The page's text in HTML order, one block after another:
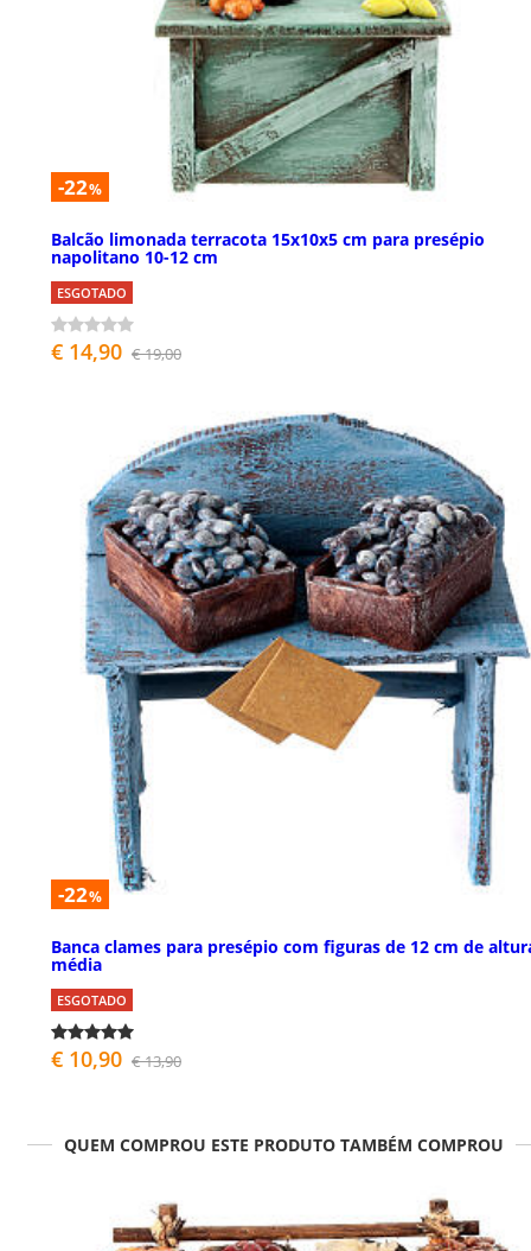
-22%
Balcão limonada terracota 15x10x5 cm para presépio
napolitano 10-12 cm
ESGOTADO
€ 14,90 € 19,00
-22%
Banca clames para presépio com figuras de 12 cm de
média
ESGOTADO
€ 10,90 € 13,90
QUEM COMPROU ESTE PRODUTO TAMBÉM COMPROU